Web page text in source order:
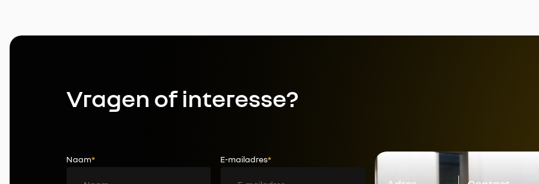
Vragen of interesse?
Naam* E-mailadres*